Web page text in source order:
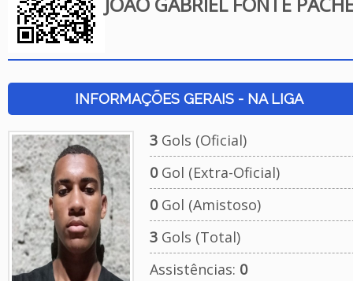
INFORMAÇÕES GERAIS - NA LIGA
3Gols (Oficial)
0Gol (Extra-Oficial)
0Gol (Amistoso)
3Gols (Total)
Assistências: 0